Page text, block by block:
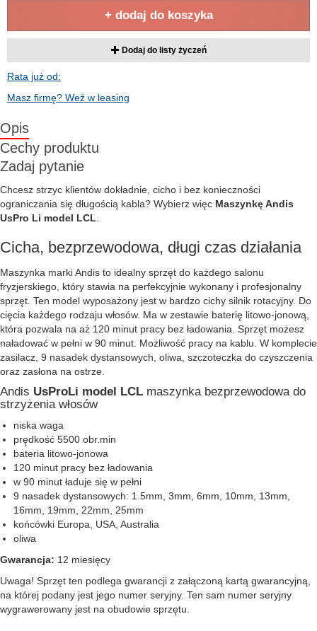
+ dodaj do koszyka
Dodaj do listy życzeń
Rata już od:
Masz firmę? Weź w leasing
Opis
Cechy produktu
Zadaj pytanie
Chcesz strzyc klientów dokładnie, cicho i bez konieczności
ograniczania się długością kabla? Wybierz więc Maszynkę Andis
UsPro Li model LCL
Cicha, bezprzewodowa, długi czas działania
Maszynka marki Andis to idealny sprzęt do każdego salonu
fryzjerskiego, który stawia na perfekcyjnie wykonany i profesjonalny
sprzęt. Ten model wyposażony jest w bardzo cichy silnik rotacyjny. Do
cięcia każdego rodzaju włosów. Ma w zestawie baterię litowo-jonową,
która pozwala na aż 120 minut pracy bez ładowania. Sprzęt możesz
naładować w pełni w 90 minut. Możliwość pracy na kablu. W komplecie
zasilacz, 9 nasadek dystansowych, oliwa, szczoteczka do czyszczenia
oraz zasłona na ostrze.
Andis UsProLi model LCL maszynka bezprzewodowa do
strzyżenia włosów
niska waga
prędkość 5500 obr.min
bateria litowo-jonowa
120 minut pracy bez ładowania
w 90 minut ładuje się w pełni
9 nasadek dystansowych: 1.5mm, 3mm, 6mm, 10mm, 13mm,
16mm, 19mm, 22mm, 25mm
końcówki Europa, USA, Australia
oliwa
Gwarancja: 12 miesięcy
Uwaga! Sprzęt ten podlega gwarancji z załączoną kartą gwarancyjną,
na której podany jest jego numer seryjny. Ten sam numer seryjny
wygrawerowany jest na obudowie sprzętu.